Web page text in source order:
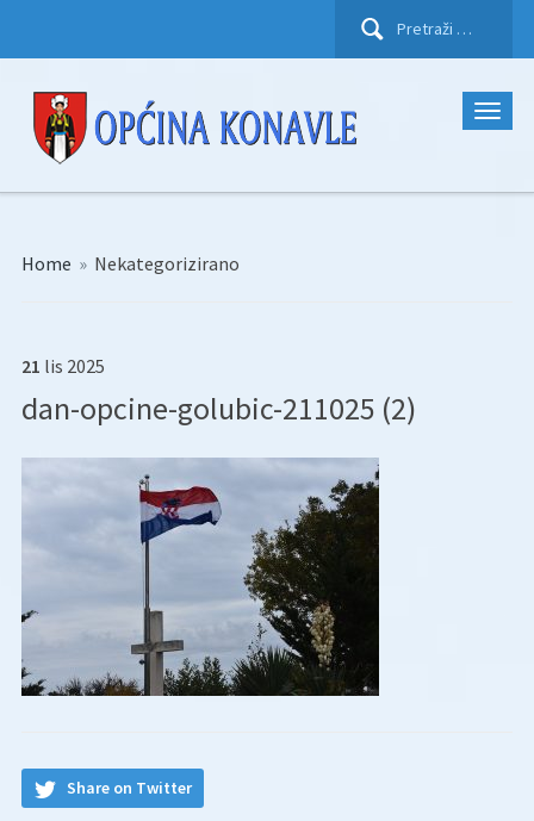
Pretraži:
Home » Nekategorizirano
21 lis 2025
dan-opcine-golubic-211025 (2)
Share on Twitter